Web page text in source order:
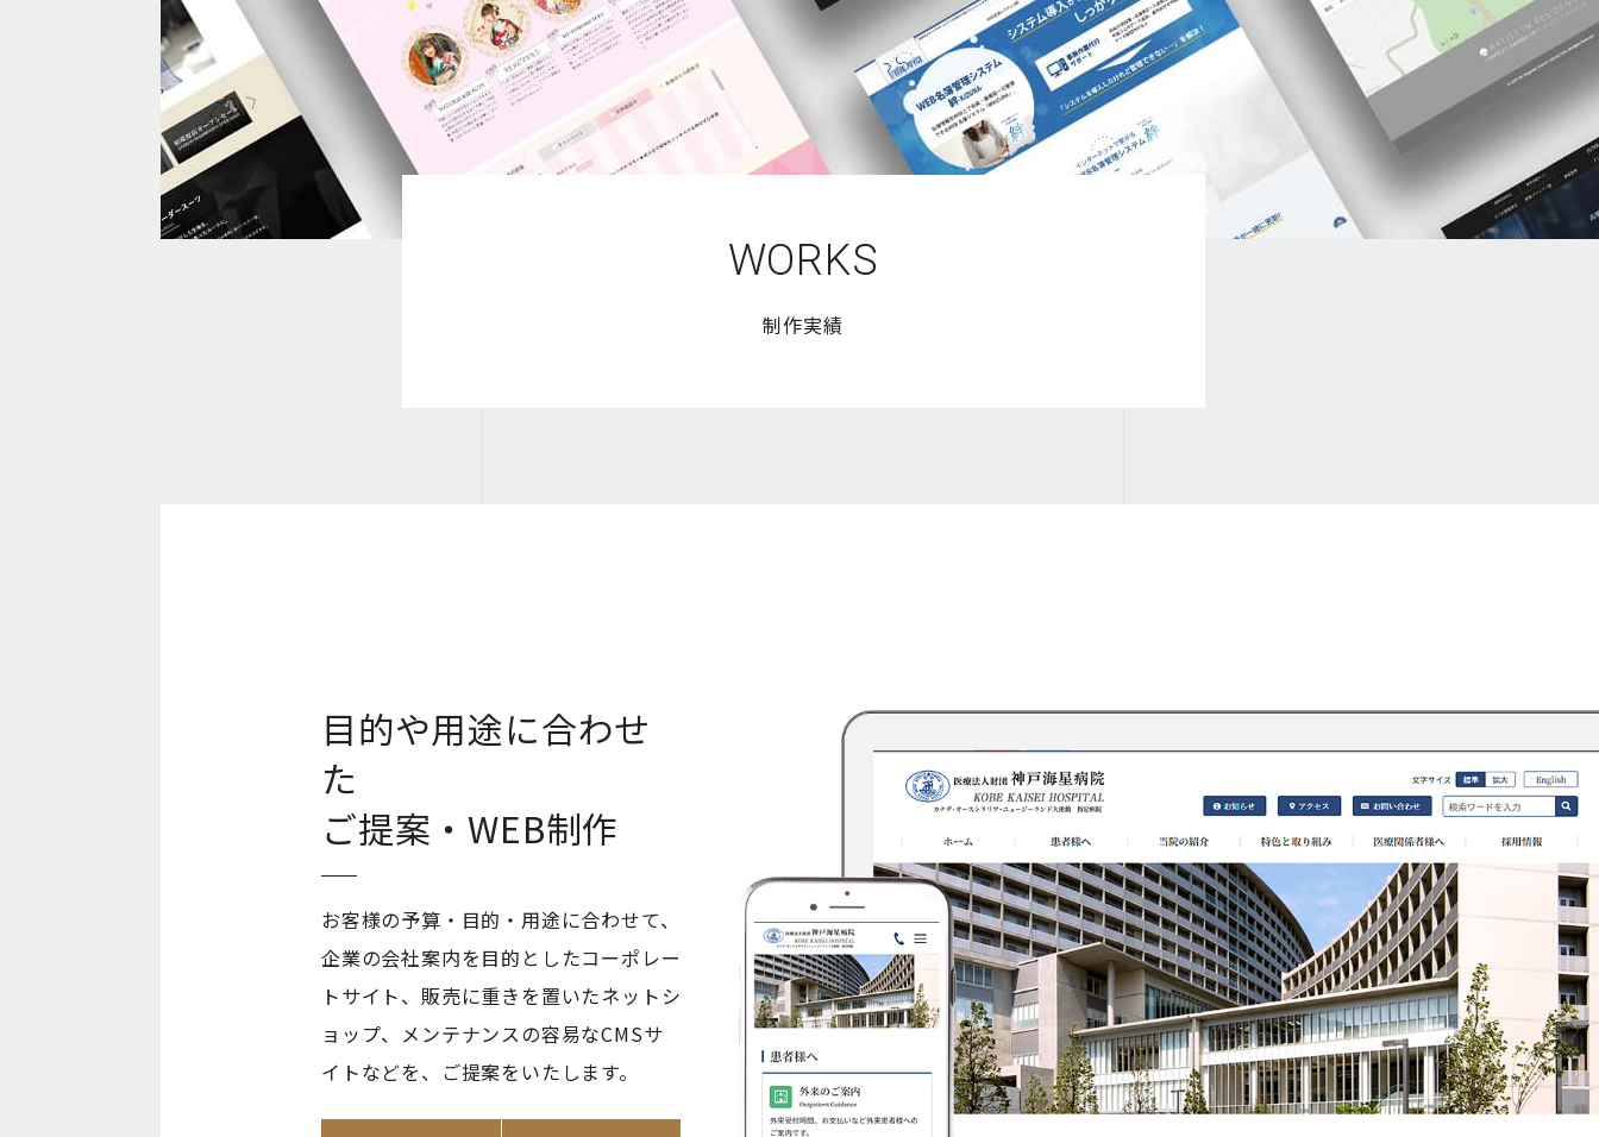
WORKS
制作実績
目的や用途に合わせ
た
ご提案・WEB制作
お客様の予算・目的・用途に合わせて、
企業の会社案内を目的としたコーポレー
トサイト、販売に重きを置いたネットシ
ョップ、メンテナンスの容易なCMSサ
イトなどを、ご提案をいたします。